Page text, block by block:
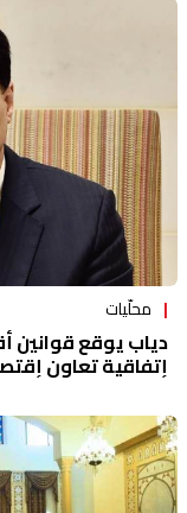
محلّيات
دياب يوقع قوانين
إتفاقية تعاون